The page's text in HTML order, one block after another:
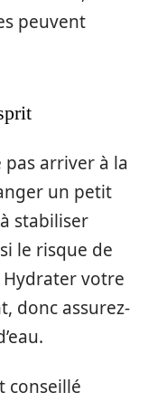
peuvent
arriver à la
un petit
stabiliser
le risque de
votre
donc assurez-
conseillé